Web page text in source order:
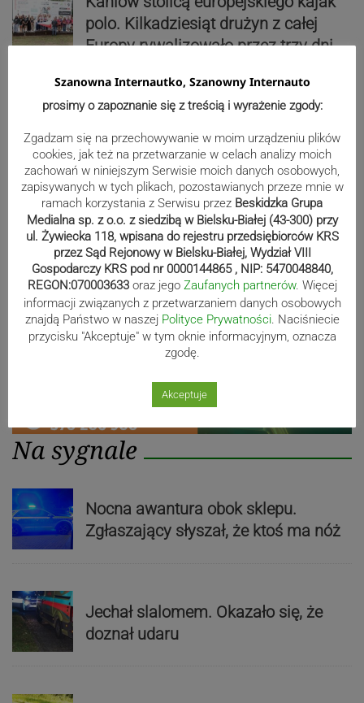
polo. Kilkadziesiąt drużyn z całej
Europy rywalizowało przez trzy dni
Nakamura z dubletem w Wiśle.
klasyfikację Polaków
Reklama
Na sygnale
Nocna awantura obok sklepu.
Zgłaszający słyszał, że ktoś ma nóż
Jechał slalomem. Okazało się, że
doznał udaru
Szanowna Internautko, Szanowny Internauto
prosimy o zapoznanie się z treścią i wyrażenie zgody:
Zgadzam się na przechowywanie w moim urządzeniu plików
cookies, jak też na przetwarzanie w celach analizy moich
zachowań w niniejszym Serwisie moich danych osobowych,
zapisywanych w tych plikach, pozostawianych przeze mnie w
ramach korzystania z Serwisu przez Beskidzka Grupa
Medialna sp. z o.o. z siedzibą w Bielsku-Białej (43-300) przy
ul. Żywiecka 118, wpisana do rejestru przedsiębiorców KRS
przez Sąd Rejonowy w Bielsku-Białej, Wydział VIII
Gospodarczy KRS pod nr 0000144865 , NIP: 5470048840,
REGON:070003633 oraz jego Zaufanych partnerów. Więcej
informacji związanych z przetwarzaniem danych osobowych
znajdą Państwo w naszej Polityce Prywatności. Naciśniecie
przycisku "Akceptuje" w tym oknie informacyjnym, oznacza
zgodę.
Akceptuje